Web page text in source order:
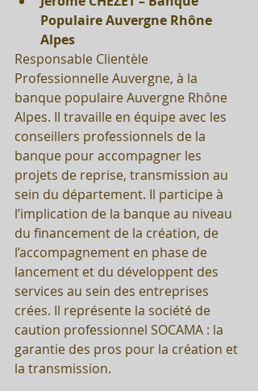
Populaire Auvergne Rhône
Alpes
Responsable Clientèle
Professionnelle Auvergne, à la
banque populaire Auvergne Rhône
Alpes. Il travaille en équipe avec les
conseillers professionnels de la
banque pour accompagner les
projets de reprise, transmission au
sein du département. Il participe à
l’implication de la banque au niveau
du financement de la création, de
l’accompagnement en phase de
lancement et du développent des
services au sein des entreprises
crées. Il représente la société de
caution professionnel SOCAMA : la
garantie des pros pour la création et
la transmission.